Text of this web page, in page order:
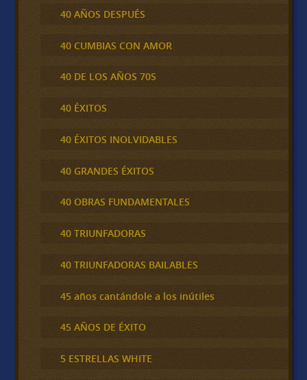
40 AÑOS DESPUÉS
40 CUMBIAS CON AMOR
40 DE LOS AÑOS 70S
40 ÉXITOS
40 ÉXITOS INOLVIDABLES
40 GRANDES ÉXITOS
40 OBRAS FUNDAMENTALES
40 TRIUNFADORAS
40 TRIUNFADORAS BAILABLES
45 años cantándole a los inútiles
45 AÑOS DE ÉXITO
5 ESTRELLAS WHITE